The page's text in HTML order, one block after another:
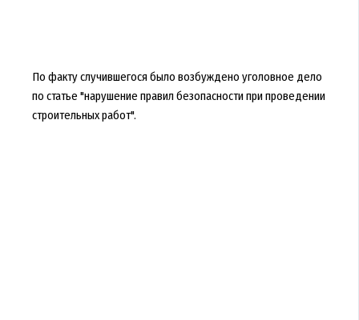
По факту случившегося было возбуждено уголовное дело
по статье "нарушение правил безопасности при проведении
строительных работ".